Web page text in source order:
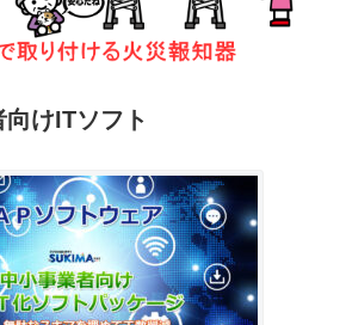
けITソフト